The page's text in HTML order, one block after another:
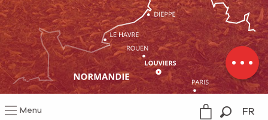
Menu FR
Description
Prestations
Ouvertures
Mentions légales Gestion du consentement